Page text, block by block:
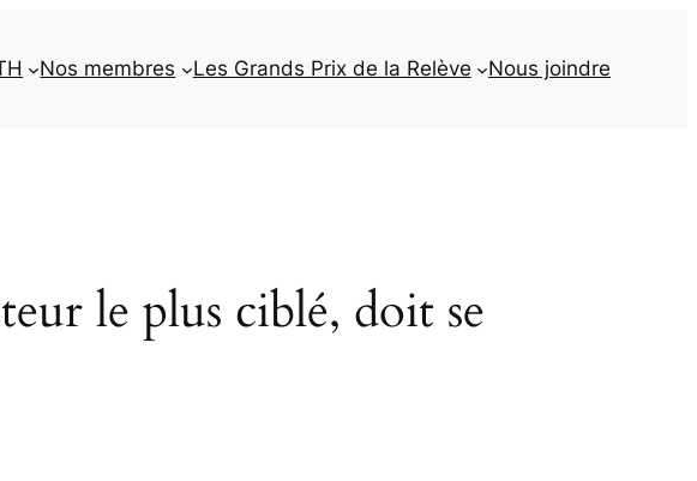
Nos membres Les Grands Prix de la Relève Nous joindre
le plus ciblé, doit se